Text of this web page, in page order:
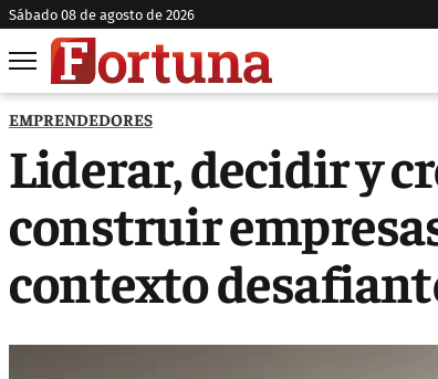
sábado 08 de agosto de 2026
EMPRENDEDORES
Liderar, decidir y
construir
contexto